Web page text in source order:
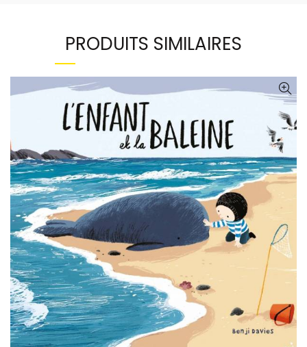
PRODUITS SIMILAIRES